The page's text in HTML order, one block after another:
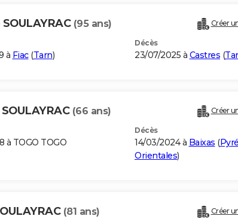
(95 ans) Créer
à Fiac(Tarn)
Décès
23/07/2025 à Castres (
(66 ans) Créer
à TOGO TOGO
Décès
14/03/2024 à Baixas (
Orientales)
(81 ans) Créer